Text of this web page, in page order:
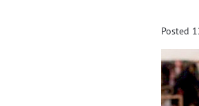
Posted